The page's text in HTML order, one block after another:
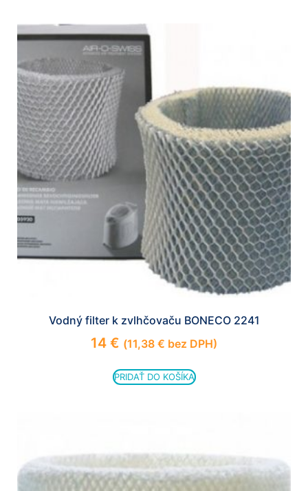
Vodný filter k zvlhčovaču BONECO 2241
14 € (11,38 € bez DPH)
PRIDAŤ DO KOŠÍKA